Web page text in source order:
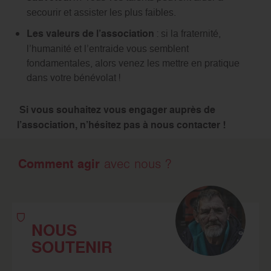
secourir et assister les plus faibles.
Les valeurs de l’association : si la fraternité,
l’humanité et l’entraide vous semblent
fondamentales, alors venez les mettre en pratique
dans votre bénévolat !
Si vous souhaitez vous engager auprès de
l’association, n’hésitez pas à nous contacter !
Comment agir avec nous ?
NOUS
SOUTENIR